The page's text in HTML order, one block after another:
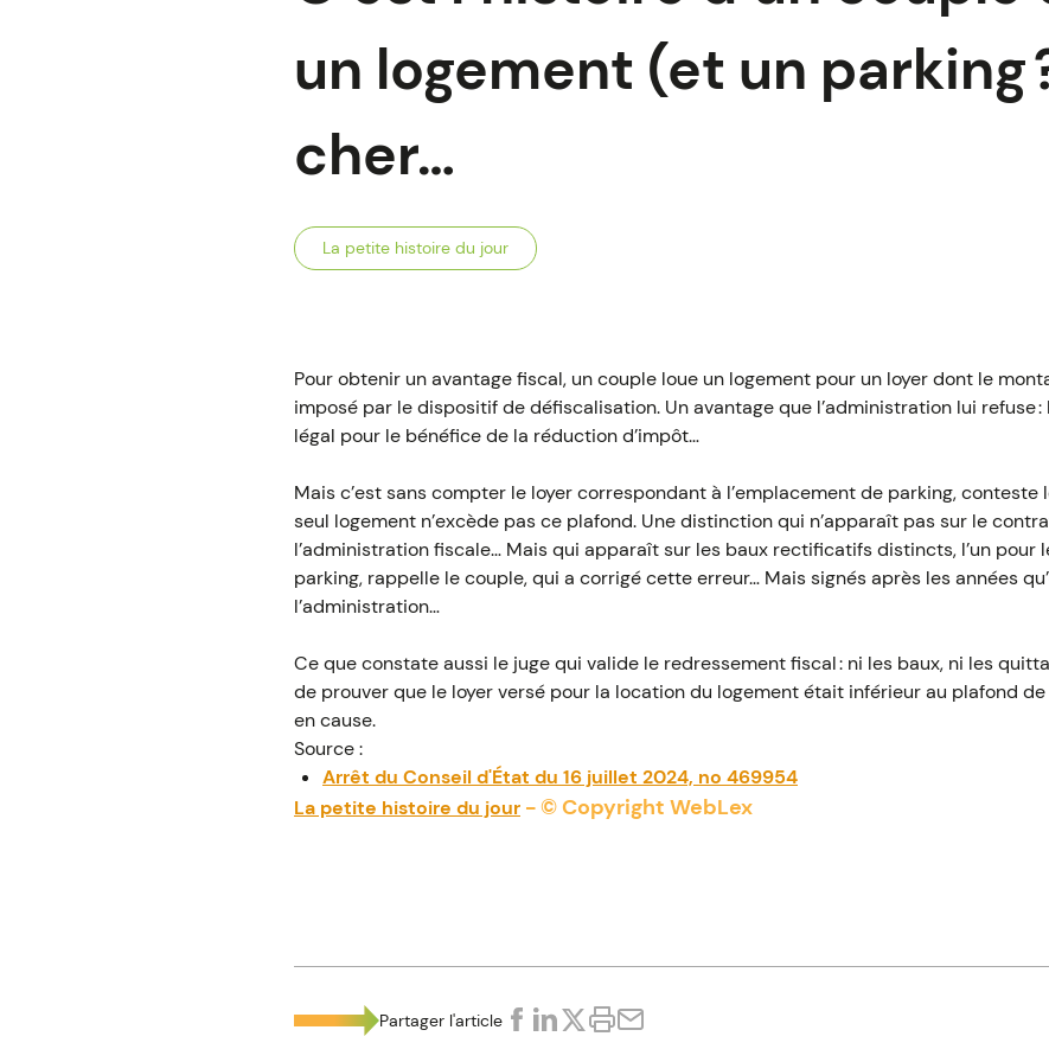
un logement (et un parking
cher…
La petite histoire du jour
Pour obtenir un avantage fiscal, un couple loue un logement pour un loyer dont le
imposé par le dispositif de défiscalisation. Un avantage que l’administration lui refuse
légal pour le bénéfice de la réduction d’impôt…
Mais c’est sans compter le loyer correspondant à l’emplacement de parking, conteste
seul logement n’excède pas ce plafond. Une distinction qui n’apparaît pas sur le
l’administration fiscale… Mais qui apparaît sur les baux rectificatifs distincts, l’un pour
parking, rappelle le couple, qui a corrigé cette erreur… Mais signés après les années
l’administration…
Ce que constate aussi le juge qui valide le redressement fiscal : ni les baux, ni les
de prouver que le loyer versé pour la location du logement était inférieur au plafond
en cause.
Source :
Arrêt du Conseil d'État du 16 juillet 2024, no 469954
La petite histoire du jour - © Copyright WebLex
Partager l'article